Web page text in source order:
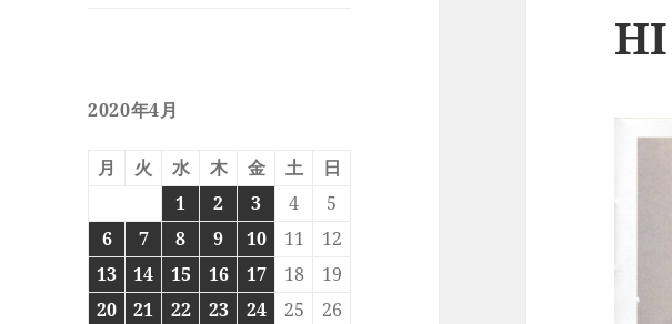
2020年4月
月 火 水 木 金 土
日
1
2 3 4
5
6
7 8 9 10 11
12
13
14 15 16 17 18
19
20
21 22 23 24 25
26